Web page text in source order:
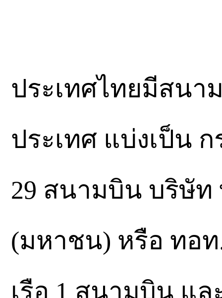
ประเทศไทยมีสนา
ประเทศ แบ่งเป็น
29 สนามบิน บริษัท
(มหาชน) หรือ ทอ
เรือ 1 สนามบิน แ